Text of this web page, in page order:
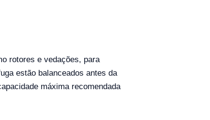
rotores e vedações, para
estão balanceados antes da
máxima recomendada